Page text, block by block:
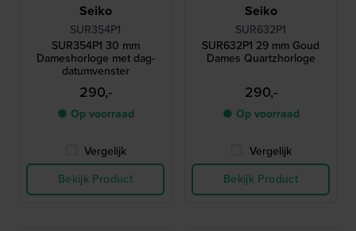
Seiko
SUR354P1
SUR354P1 30 mm
Dameshorloge met dag-
datumvenster
290,-
● Op voorraad
Vergelijk
Bekijk Product
Seiko
SUR632P1
SUR632P1 29 mm Goud
Dames Quartzhorloge
290,-
● Op voorraad
Vergelijk
Bekijk Product